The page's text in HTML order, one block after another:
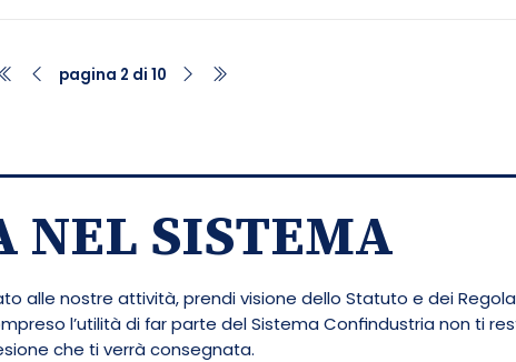
pagina 2 di 10
NEL SISTEMA
alle nostre attività, prendi visione dello Statuto e dei
l’utilità di far parte del Sistema Confindustria non ti
che ti verrà consegnata.